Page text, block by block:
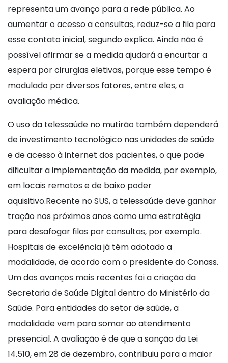
representa um avanço para a rede pública. Ao
aumentar o acesso a consultas, reduz-se a fila para
esse contato inicial, segundo explica. Ainda não é
possível afirmar se a medida ajudará a encurtar a
espera por cirurgias eletivas, porque esse tempo é
modulado por diversos fatores, entre eles, a
avaliação médica.
O uso da telessaúde no mutirão também dependerá
de investimento tecnológico nas unidades de saúde
e de acesso à internet dos pacientes, o que pode
dificultar a implementação da medida, por exemplo,
em locais remotos e de baixo poder
aquisitivo.Recente no SUS, a telessaúde deve ganhar
tração nos próximos anos como uma estratégia
para desafogar filas por consultas, por exemplo.
Hospitais de excelência já têm adotado a
modalidade, de acordo com o presidente do Conass.
Um dos avanços mais recentes foi a criação da
Secretaria de Saúde Digital dentro do Ministério da
Saúde. Para entidades do setor de saúde, a
modalidade vem para somar ao atendimento
presencial. A avaliação é de que a sanção da Lei
14.510, em 28 de dezembro, contribuiu para a maior